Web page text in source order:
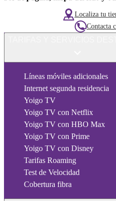
Localiza tu
Contacta
Líneas móviles adicionales
Internet segunda residencia
Yoigo TV
Yoigo TV con Netflix
Yoigo TV con HBO Max
Yoigo TV con Prime
Yoigo TV con Disney
Tarifas Roaming
Test de Velocidad
Cobertura fibra